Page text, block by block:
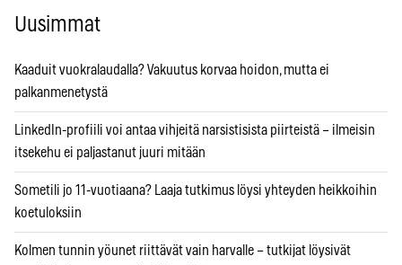
Uusimmat
Kaaduit vuokralaudalla? Vakuutus korvaa hoidon, mutta ei
palkanmenetystä
LinkedIn-profiili voi antaa vihjeitä narsistisista piirteistä – ilmeisin
itsekehu ei paljastanut juuri mitään
Sometili jo 11-vuotiaana? Laaja tutkimus löysi yhteyden heikkoihin
koetuloksiin
Kolmen tunnin yöunet riittävät vain harvalle – tutkijat löysivät